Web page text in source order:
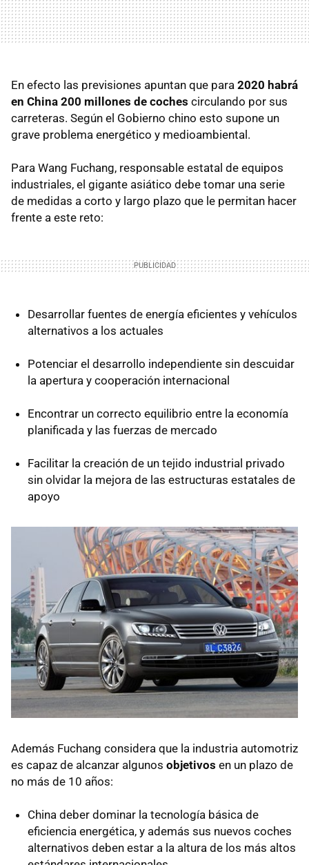
En efecto las previsiones apuntan que para 2020 habrá
en China 200 millones de coches circulando por sus
carreteras. Según el Gobierno chino esto supone un
grave problema energético y medioambiental.
Para Wang Fuchang, responsable estatal de equipos
industriales, el gigante asiático debe tomar una serie
de medidas a corto y largo plazo que le permitan hacer
frente a este reto:
Desarrollar fuentes de energía eficientes y vehículos
alternativos a los actuales
Potenciar el desarrollo independiente sin descuidar
la apertura y cooperación internacional
Encontrar un correcto equilibrio entre la economía
planificada y las fuerzas de mercado
Facilitar la creación de un tejido industrial privado
sin olvidar la mejora de las estructuras estatales de
apoyo
Además Fuchang considera que la industria automotriz
es capaz de alcanzar algunos objetivos en un plazo de
no más de 10 años:
China deber dominar la tecnología básica de
eficiencia energética, y además sus nuevos coches
alternativos deben estar a la altura de los más altos